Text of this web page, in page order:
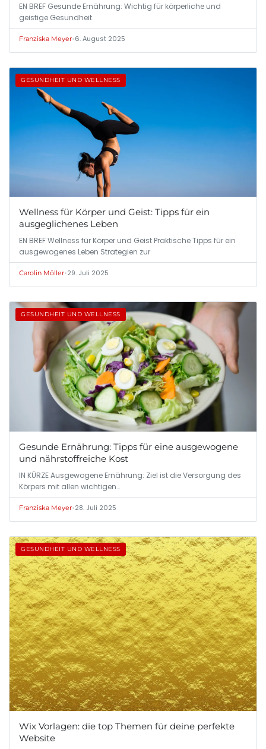
EN BREF Gesunde Ernährung: Wichtig für körperliche und
geistige Gesundheit.
Franziska Meyer•6. August 2025
GESUNDHEIT UND WELLNESS
Wellness für Körper und Geist: Tipps für ein
ausgeglichenes Leben
EN BREF Wellness für Körper und Geist Praktische Tipps für ein
ausgewogenes Leben Strategien zur
Carolin Möller•29. Juli 2025
GESUNDHEIT UND WELLNESS
Gesunde Ernährung: Tipps für eine ausgewogene
und nährstoffreiche Kost
IN KÜRZE Ausgewogene Ernährung: Ziel ist die Versorgung des
Körpers mit allen wichtigen…
Franziska Meyer•28. Juli 2025
GESUNDHEIT UND WELLNESS
Wix Vorlagen: die top Themen für deine perfekte
Website